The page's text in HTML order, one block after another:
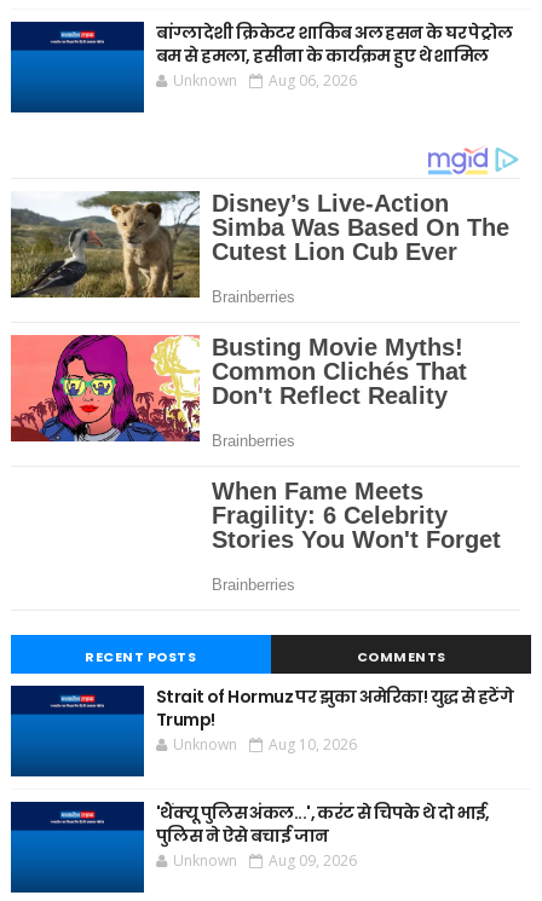
बांग्लादेशी क्रिकेटर शाकिब अल हसन के घर पेट्रोल
बम से हमला, हसीना के कार्यक्रम हुए थे शामिल
Unknown Aug 06, 2026
RECENT POSTS COMMENTS
Strait of Hormuz पर झुका अमेरिका! युद्ध से हटेंगे
Trump!
Unknown Aug 10, 2026
'थैंक्यू पुलिस अंकल...', करंट से चिपके थे दो भाई,
पुलिस ने ऐसे बचाई जान
Unknown Aug 09, 2026